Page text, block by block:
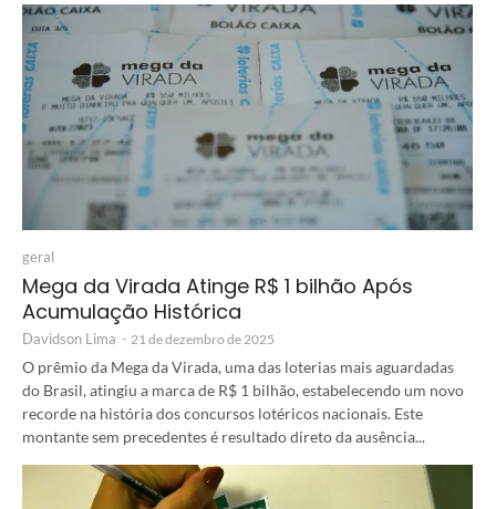
geral
Mega da Virada Atinge R$ 1 bilhão Após
Acumulação Histórica
Davidson Lima - 21 de dezembro de 2025
O prêmio da Mega da Virada, uma das loterias mais aguardadas
do Brasil, atingiu a marca de R$ 1 bilhão, estabelecendo um novo
recorde na história dos concursos lotéricos nacionais. Este
montante sem precedentes é resultado direto da ausência...